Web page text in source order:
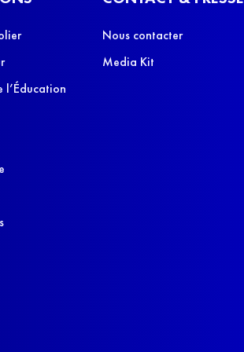
l’Éducation
Nous contacter
Media Kit